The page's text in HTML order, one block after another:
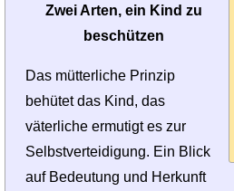
Zwei Arten, ein Kind zu
beschützen
Das mütterliche Prinzip
behütet das Kind, das
väterliche ermutigt es zur
Selbstverteidigung. Ein Blick
auf Bedeutung und Herkunft